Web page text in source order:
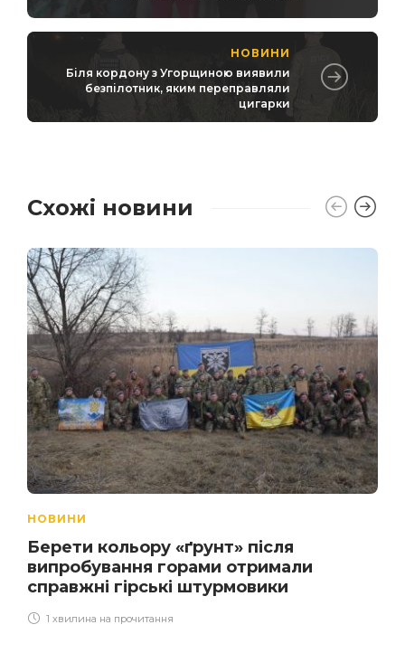
НОВИНИ
Біля кордону з Угорщиною виявили
безпілотник, яким переправляли
цигарки
Схожі новини
НОВИНИ
Берети кольору «ґрунт» після
випробування горами отримали
справжні гірські штурмовики
1 хвилина на прочитання